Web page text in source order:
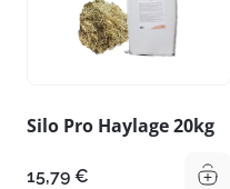
Silo Pro Haylage 20kg
15,79 €